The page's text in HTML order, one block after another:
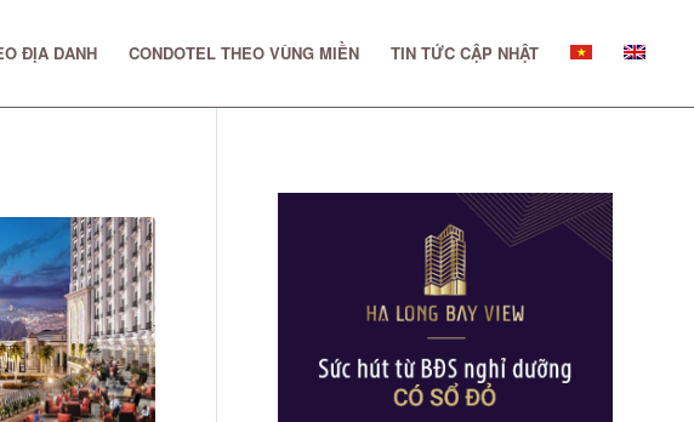
ĐỊA DANH CONDOTEL THEO VÙNG MIỀN TIN TỨC CẬP NHẬT